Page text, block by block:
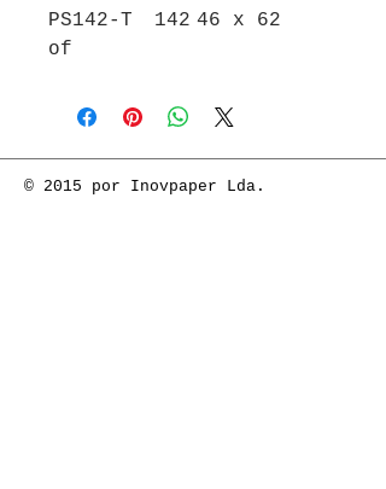
PS142-T
of
142 46 x 62
© 2015 por Inovpaper Lda.